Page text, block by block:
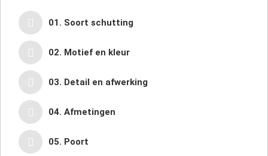
01. Soort schutting
02. Motief en kleur
03. Detail en afwerking
04. Afmetingen
05. Poort